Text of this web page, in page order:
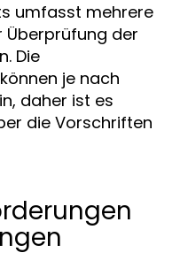
umfasst mehrere
Überprüfung der
Die
je nach
daher ist es
die Vorschriften